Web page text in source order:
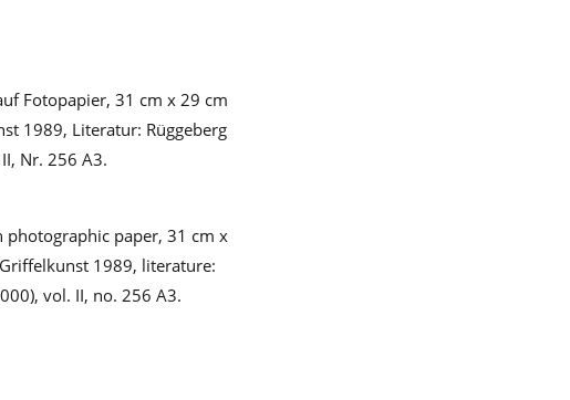
Fotopapier, 31 cm x 29 cm
1989, Literatur: Rüggeberg
Nr. 256 A3.
photographic paper, 31 cm x
1989, literature:
vol. II, no. 256 A3.